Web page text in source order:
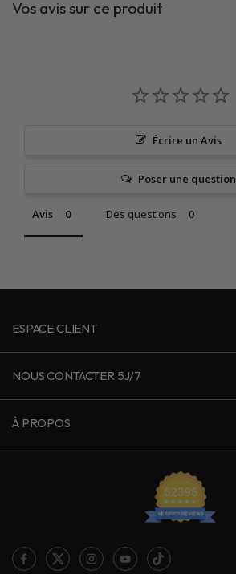
Vos avis sur ce produit
Écrire un Avis
Poser une question
Avis Des questions
ESPACE CLIENT
NOUS CONTACTER 5J/7
À PROPOS